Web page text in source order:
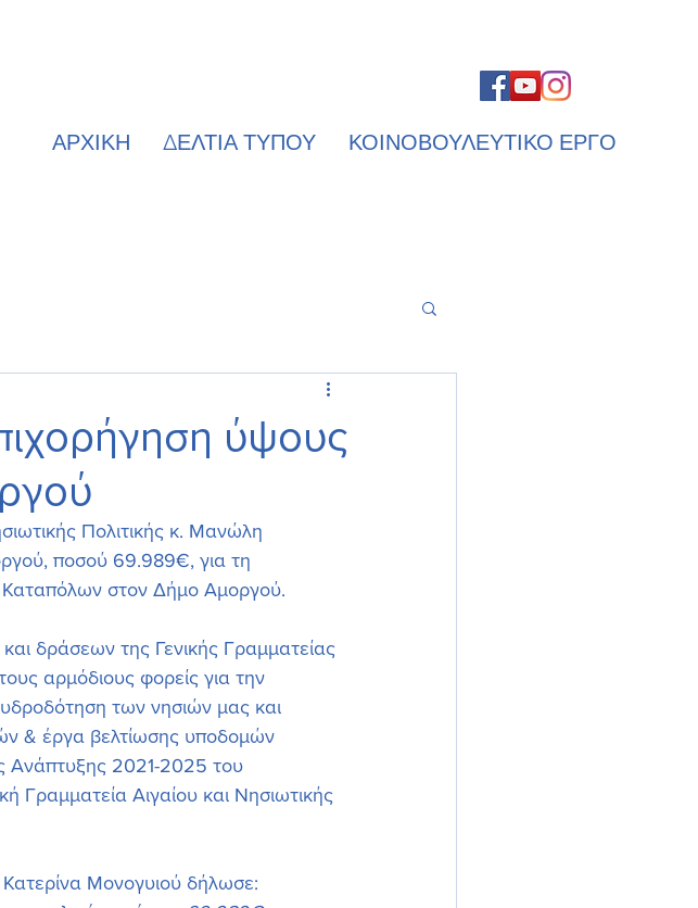
ΑΡΧΙΚΗ
ΔΕΛΤΙΑ ΤΥΠΟΥ ΚΟΙΝΟΒΟΥΛΕΥΤΙΚΟ ΕΡΓΟ
ύψους
Πολιτικής κ. Μανώλη
ποσού 69.989€, για τη
στον Δήμο Αμοργού.
αρμόδιους φορείς για την
των νησιών μας και
& έργα βελτίωσης υποδομών
Ανάπτυξης 2021-2025 του
Γραμματεία Αιγαίου και Νησιωτικής
Κατερίνα Μονογυιού δήλωσε: